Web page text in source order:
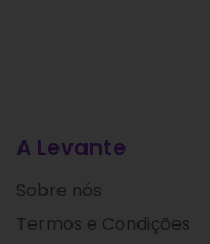
A Levante
Sobre nós
Termos e Condições